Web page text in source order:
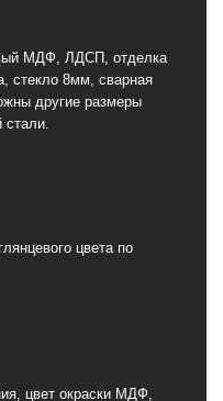
МДФ, ЛДСП, отделка
стекло 8мм, сварная
другие размеры
цвета по
цвет окраски МДФ,